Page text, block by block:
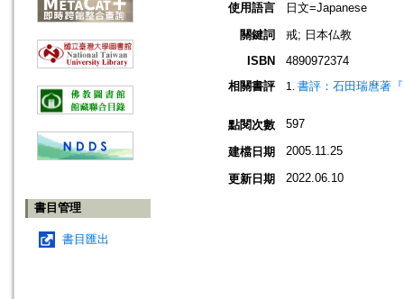
書目管理
書目匯出
使用語言
日文=Japanese
關鍵詞
戒; 日本仏教
ISBN
4890972374
相關書評
書評：石田瑞麿著
點閱次數 597
建檔日期 2005.11.25
更新日期 2022.06.10